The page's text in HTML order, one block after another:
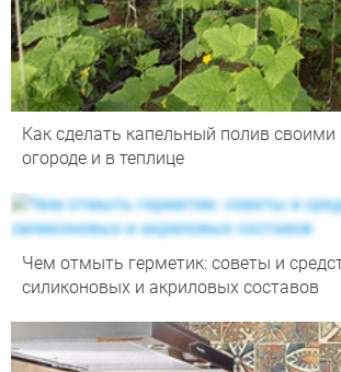
Как сделать капельный полив своими
огороде и в теплице
Чем отмыть герметик: советы и
силиконовых и акриловых составов